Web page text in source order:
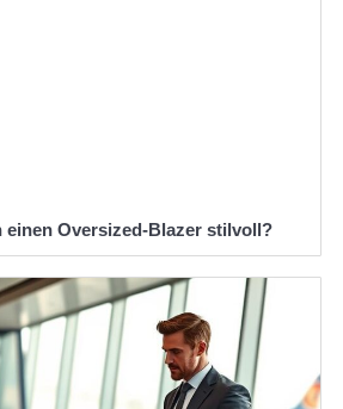
einen Oversized-Blazer stilvoll?